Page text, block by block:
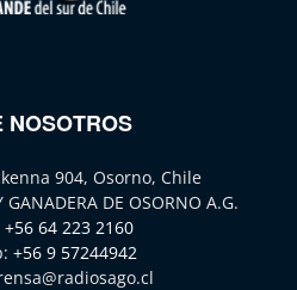
NOSOTROS
904, Osorno, Chile
GANADERA DE OSORNO A.G.
+56 64 223 2160
+56 9 57244942